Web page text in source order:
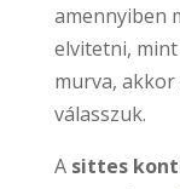
amennyiben
elvitetni,
murva, akkor
válasszuk.
A sittes